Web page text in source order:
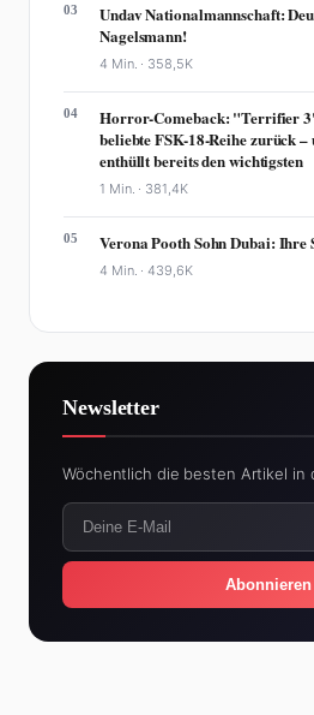
03
Undav Nationalmannschaft:
Nagelsmann!
4 Min. · 358,5K
04
Horror-Comeback: "Terrifier
beliebte FSK-18-Reihe zurück –
enthüllt bereits den wichtigsten
1 Min. · 381,4K
05 Verona Pooth Sohn Dubai:
4 Min. ·439,6K
Newsletter
Wöchentlich die besten Artikel in
Abonnieren